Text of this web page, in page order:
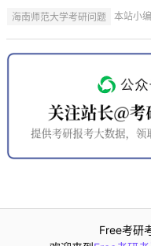
海南师范大学考研问题 本站小
Free考研